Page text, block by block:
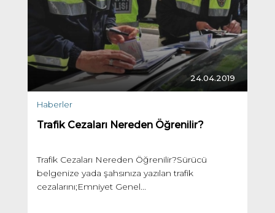
24.04.2019
Haberler
Trafik Cezaları Nereden Öğrenilir?
Trafik Cezaları Nereden Öğrenilir?Sürücü
belgenize yada şahsınıza yazılan trafik
cezalarını;Emniyet Genel...